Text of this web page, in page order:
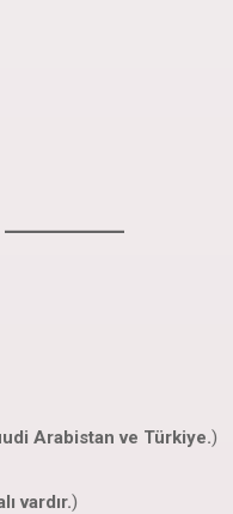
Arabistan ve Türkiye.)
vardır.)